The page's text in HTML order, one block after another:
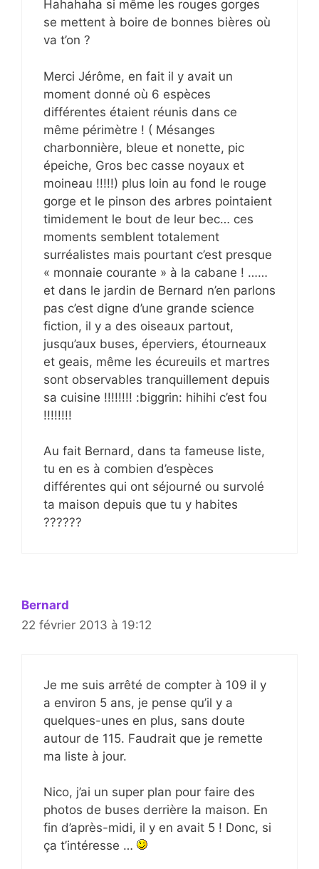
Hahahaha si même les rouges gorges
se mettent à boire de bonnes bières où
va t’on ?
Merci Jérôme, en fait il y avait un
moment donné où 6 espèces
différentes étaient réunis dans ce
même périmètre ! ( Mésanges
charbonnière, bleue et nonette, pic
épeiche, Gros bec casse noyaux et
moineau !!!!!) plus loin au fond le rouge
gorge et le pinson des arbres pointaient
timidement le bout de leur bec… ces
moments semblent totalement
surréalistes mais pourtant c’est presque
« monnaie courante » à la cabane ! ……
et dans le jardin de Bernard n’en parlons
pas c’est digne d’une grande science
fiction, il y a des oiseaux partout,
jusqu’aux buses, éperviers, étourneaux
et geais, même les écureuils et martres
sont observables tranquillement depuis
sa cuisine !!!!!!!! :biggrin: hihihi c’est fou
!!!!!!!!
Au fait Bernard, dans ta fameuse liste,
tu en es à combien d’espèces
différentes qui ont séjourné ou survolé
ta maison depuis que tu y habites
??????
Bernard
22 février 2013 à 19:12
Je me suis arrêté de compter à 109 il y
a environ 5 ans, je pense qu’il y a
quelques-unes en plus, sans doute
autour de 115. Faudrait que je remette
ma liste à jour.
Nico, j’ai un super plan pour faire des
photos de buses derrière la maison. En
fin d’après-midi, il y en avait 5 ! Donc, si
ça t’intéresse …